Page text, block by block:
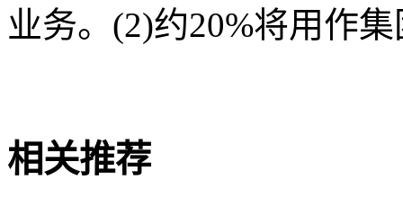
业务。(2)约20%将用作
相关推荐